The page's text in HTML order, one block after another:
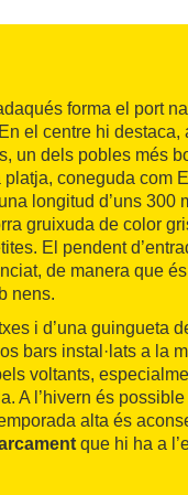
forma el port
el centre hi destaca,
un dels pobles més
platja, coneguda com
longitud d’uns 300
gruixuda de color
El pendent
de manera que
nens.
i d’una guingueta
bars instal·lats a la
voltants,
A l’hivern és
alta és
que hi ha a